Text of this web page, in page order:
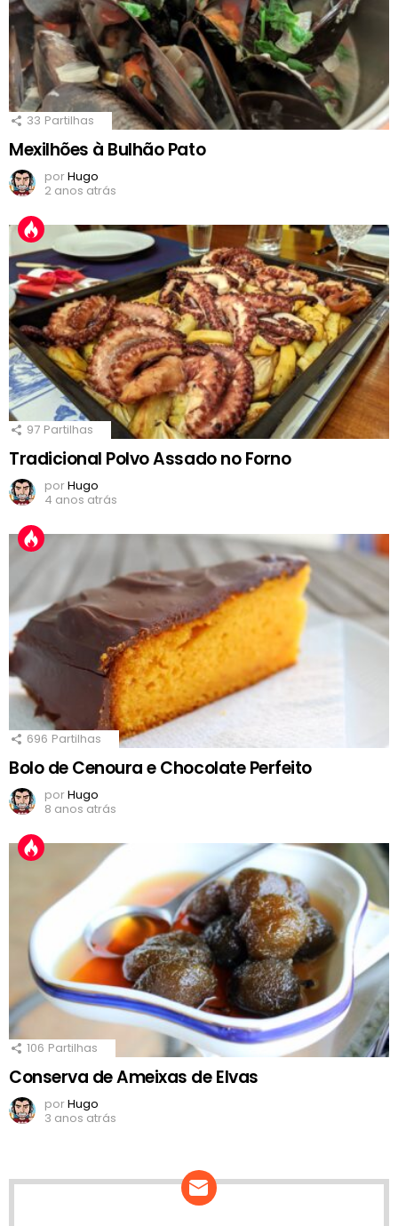
33 Partilhas
Mexilhões à Bulhão Pato
porHugo
2 anos atrás
97 Partilhas
Tradicional Polvo Assado no Forno
porHugo
4 anos atrás
696 Partilhas
Bolo de Cenoura e Chocolate Perfeito
porHugo
8 anos atrás
106 Partilhas
Conserva de Ameixas de Elvas
porHugo
3 anos atrás